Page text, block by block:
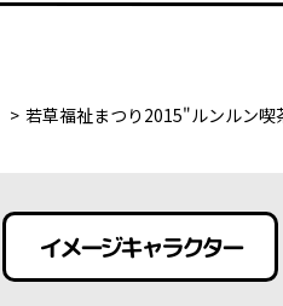
若草福祉まつり2015"ルンルン喫
イメージキャラクター